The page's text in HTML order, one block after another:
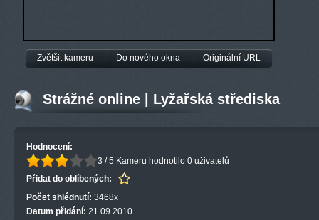
Zvětšit kameru Do nového okna Originální URL
Strážné online | Lyžařská střediska
Hodnocení:
3 / 5 Kameru hodnotilo 0 uživatelů
Přidat do oblíbených:
Počet shlédnutí: 3468x
Datum přidání: 21.09.2010